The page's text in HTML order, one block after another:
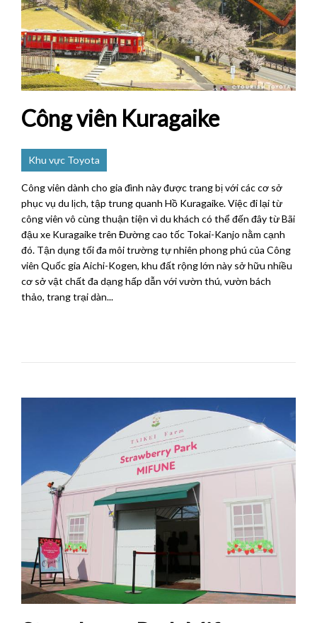
Công viên Kuragaike
Khu vực Toyota
Công viên dành cho gia đình này được trang bị với các cơ sở
phục vụ du lịch, tập trung quanh Hồ Kuragaike. Việc đi lại từ
công viên vô cùng thuận tiện vì du khách có thể đến đây từ Bãi
đậu xe Kuragaike trên Đường cao tốc Tokai-Kanjo nằm cạnh
đó. Tận dụng tối đa môi trường tự nhiên phong phú của Công
viên Quốc gia Aichi-Kogen, khu đất rộng lớn này sở hữu nhiều
cơ sở vật chất đa dạng hấp dẫn với vườn thú, vườn bách
thảo, trang trại dàn...